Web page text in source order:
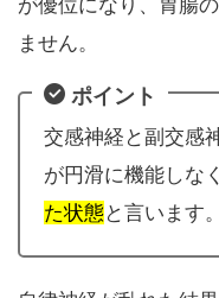
ません。
ポイント
交感神経と副交感
が円滑に機能しな
た状態と言います。